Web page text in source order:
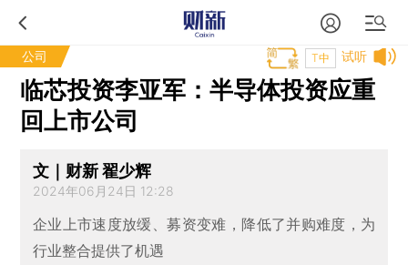
公司 试听
T中
临芯投资李亚军：半导体投资应重
回上市公司
文｜财新 翟少辉
2024年06月24日 12:28
企业上市速度放缓、募资变难，降低了并购难度，为
行业整合提供了机遇